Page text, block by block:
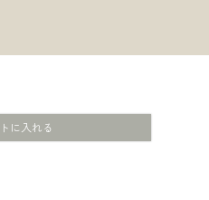
に入れる